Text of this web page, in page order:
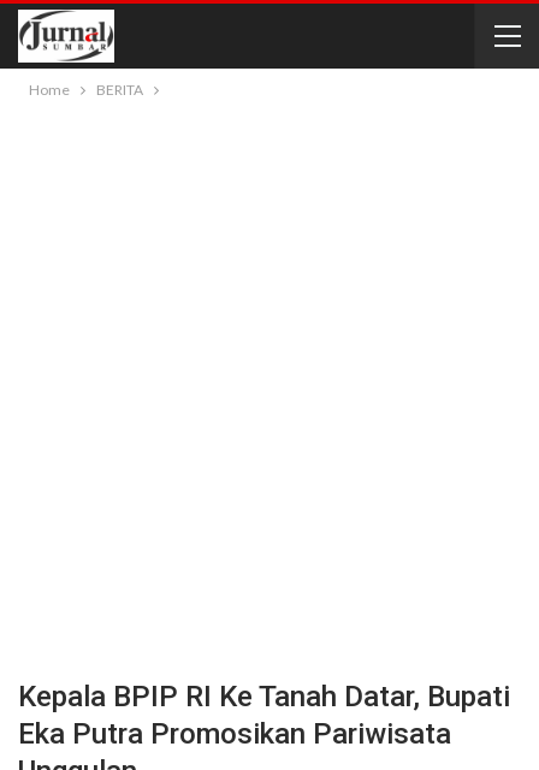
Home BERITA
Kepala BPIP RI Ke Tanah Datar, Bupati
Eka Putra Promosikan Pariwisata